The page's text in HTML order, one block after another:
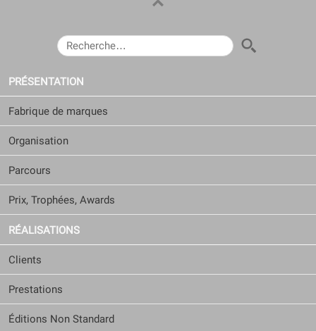
RECHERCHER :
PRÉSENTATION
Fabrique de marques
Organisation
Parcours
Prix, Trophées, Awards
RÉALISATIONS
Clients
Prestations
Éditions Non Standard